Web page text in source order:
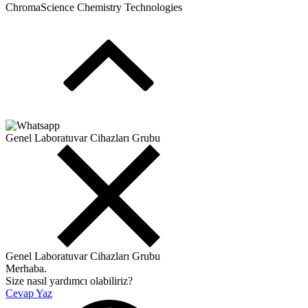
ChromaScience Chemistry Technologies
Genel Laboratuvar Cihazları Grubu
Genel Laboratuvar Cihazları Grubu
Merhaba.
Size nasıl yardımcı olabiliriz?
Cevap Yaz